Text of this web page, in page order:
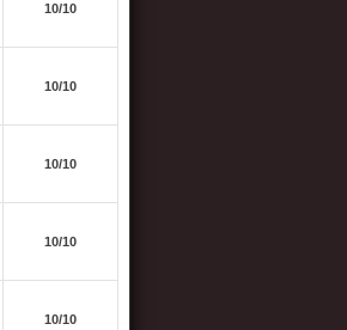
10/10
10/10
10/10
10/10
10/10